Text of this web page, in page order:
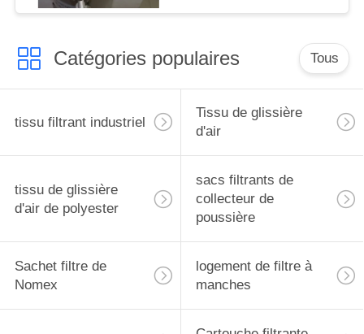
Catégories populaires Tous
tissu filtrant industriel
Tissu de glissière
d'air
tissu de glissière
d'air de polyester
sacs filtrants de
collecteur de
poussière
Sachet filtre de
Nomex
logement de filtre à
manches